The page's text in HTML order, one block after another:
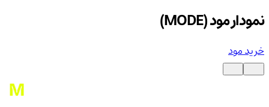
نمودار مود (MODE)
خرید مود